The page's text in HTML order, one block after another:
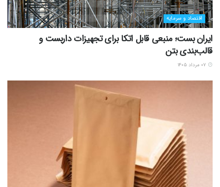
اقتصاد و سرمایه
ایران بست؛ منبعی قابل اتکا برای تجهیزات داربست و
قالب‌بندی بتن